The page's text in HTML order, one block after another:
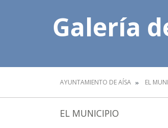
Galería
AYUNTAMIENTO DE AÍSA EL
EL MUNICIPIO